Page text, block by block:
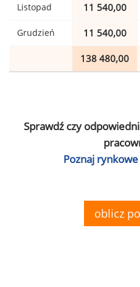
Listopad 11 540,00
Grudzień 11 540,00
138 480,00
Sprawdź czy
Poznaj rynkowe
oblicz